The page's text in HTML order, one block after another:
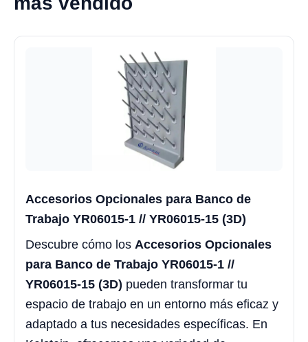
Accesorios Opcionales para Banco de
Trabajo YR06015-1 // YR06015-15 (3D)
Descubre cómo los Accesorios Opcionales
para Banco de Trabajo YR06015-1 //
YR06015-15 (3D) pueden transformar tu
espacio de trabajo en un entorno más eficaz y
adaptado a tus necesidades específicas. En